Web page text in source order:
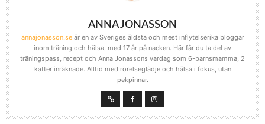
ANNA JONASSON
annajonasson.seär en av Sveriges äldsta och mest inflytelserika bloggar
inom träning och hälsa, med 17 år på nacken. Här får du ta del av
träningspass, recept och Anna Jonassons vardag som 6-barnsmamma, 2
katter inräknade. Alltid med rörelseglädje och hälsa i fokus, utan
pekpinnar.